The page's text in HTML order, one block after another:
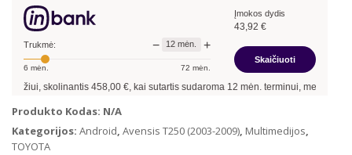
2003
2009
Multimedija
Navigacija
Android
14
Trukmė: − 12 mėn. +
6 mėn. 72 mėn.
Įmokos dydis
43,92 €
Skaičiuoti
458,00€, kai sutartis sudaroma12mėn. terminui, metinė palūkanų
Produkto Kodas: N/A
Kategorijos: Android, Avensis T250 (2003-2009), Multimedijos,
TOYOTA